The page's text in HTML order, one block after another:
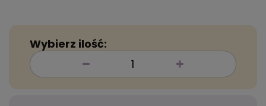
Wybierz ilość: